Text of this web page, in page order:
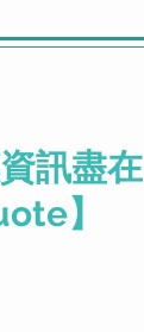
訊盡在
】